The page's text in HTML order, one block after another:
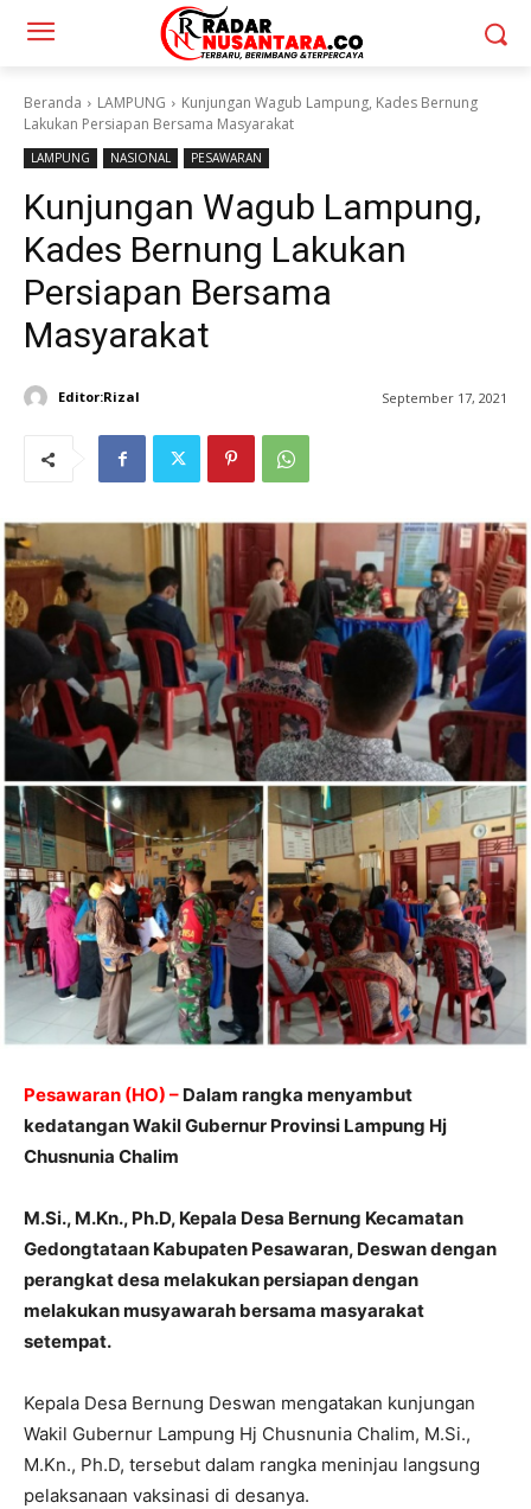
Beranda LAMPUNG
Kunjungan Wagub Lampung, Kades Bernung
Lakukan Persiapan Bersama Masyarakat
LAMPUNG NASIONAL PESAWARAN
Kunjungan Wagub Lampung,
Kades Bernung Lakukan
Persiapan Bersama
Masyarakat
Editor:Rizal September 17, 2021
Pesawaran (HO) – Dalam rangka menyambut
kedatangan Wakil Gubernur Provinsi Lampung Hj
Chusnunia Chalim
M.Si., M.Kn., Ph.D, Kepala Desa Bernung Kecamatan
Gedongtataan Kabupaten Pesawaran, Deswan dengan
perangkat desa melakukan persiapan dengan
melakukan musyawarah bersama masyarakat
setempat.
Kepala Desa Bernung Deswan mengatakan kunjungan
Wakil Gubernur Lampung Hj Chusnunia Chalim, M.Si.,
M.Kn., Ph.D, tersebut dalam rangka meninjau langsung
pelaksanaan vaksinasi di desanya.